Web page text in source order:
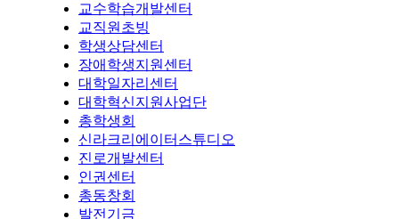
교수학습개발센터
교직원초빙
학생상담센터
장애학생지원센터
대학일자리센터
대학혁신지원사업단
총학생회
신라크리에이터스튜디오
진로개발센터
인권센터
총동창회
발전기금